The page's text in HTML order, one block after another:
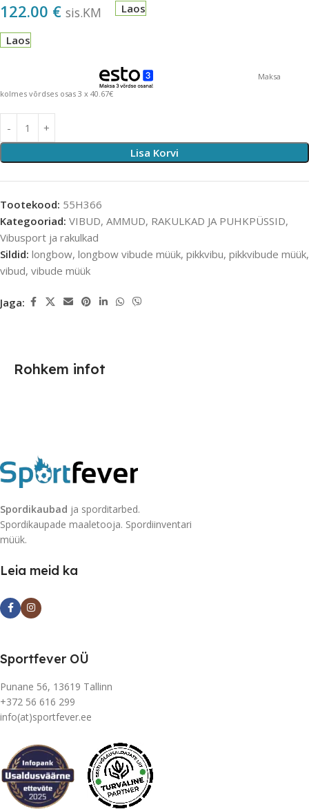
122.00 € sis.KM Laos
Laos
Maksa
kolmes võrdses osas 3 x 40.67€
Lisa Korvi
Tootekood: 55H366
Kategooriad: VIBUD, AMMUD, RAKULKAD JA PUHKPÜSSID,
Vibusport ja rakulkad
Sildid: longbow, longbow vibude müük, pikkvibu, pikkvibude müük,
vibud, vibude müük
Jaga:
Rohkem infot
Spordikaubad ja sporditarbed.
Spordikaupade maaletooja. Spordiinventari
müük.
Leia meid ka
Sportfever OÜ
Punane 56, 13619 Tallinn
+372 56 616 299
info(at)sportfever.ee